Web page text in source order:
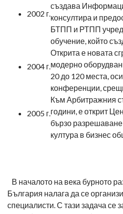
2002 г.
създава
консултира и
БТПП и РТПП
обучение, който
2004 г.
Открита е новата
модерно
20 до 120 места,
конференции,
2005 г.
Към Арбитражния
години, е открит
бързо
култура в бизнес
В началото на века бурното
България налага да се
специалисти. С тази задача се